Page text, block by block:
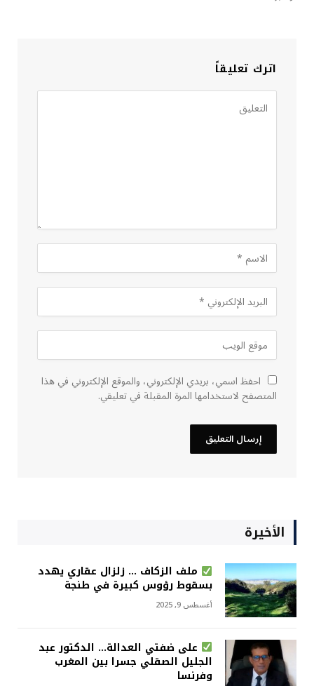
اترك تعليقاً
احفظ اسمي، بريدي الإلكتروني، والموقع الإلكتروني في هذا
المتصفح لاستخدامها المرة المقبلة في تعليقي.
الأخيرة
ملف الزكاف … زلزال عقاري يهدد
بسقوط رؤوس كبيرة في طنجة
أغسطس 9, 2025
على ضفتي العدالة… الدكتور عبد
الجليل الصقلي جسرا بين المغرب
وفرنسا